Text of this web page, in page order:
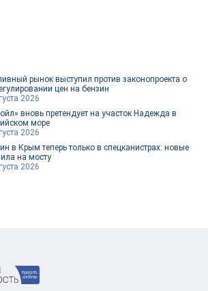
рынок выступил против законопроекта о
цен на бензин
2026
вновь претендует на участок Надежда в
море
2026
в Крым теперь только в спецканистрах: новые
на мосту
2026